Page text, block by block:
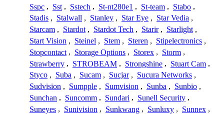
Sspc , Sst , Sstech , St-nt280e1 , St-team , Stabo ,
Stadis , Stalwall , Stanley , Star Eye , Star Vedia ,
Starcam , Stardot , Stardot Tech , Starir , Starlight ,
Start Vision , Steinel , Stem , Steren , Stipelectronics ,
Stopcontact , Storage Options , Storex , Storm ,
Strawberry , STROBEAM , Strongshine , Stuart Cam ,
Styco , Suba , Sucam , Sucjar , Sucura Networks ,
Sudvision , Sumpple , Sumvision , Sunba , Sunbio ,
Sunchan , Suncomm , Sundari , Sunell Security ,
Suneyes , Sunivision , Sunkwang , Sunluxy , Sunnex ,